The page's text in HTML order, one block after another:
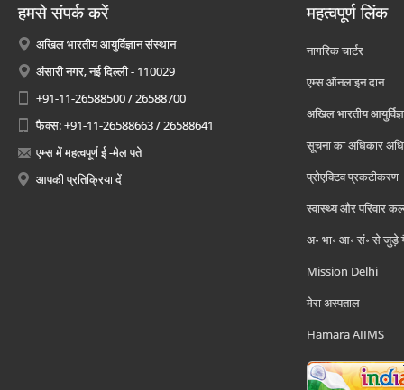
हमसे संपर्क करें
अखिल भारतीय आयुर्विज्ञान संस्थान
अंसारी नगर, नई दिल्ली - 110029
+91-11-26588500 / 26588700
फैक्स: +91-11-26588663 / 26588641
एम्स में महत्वपूर्ण ई -मेल पते
आपकी प्रतिक्रिया दें
महत्वपूर्ण लिंक
नागरिक चार्टर
एम्स ऑनलाइन दान
अखिल भारतीय
सूचना का अधिकार
प्रोएक्टिव प्रकटीकरण
स्वास्थ्य और परिवार
अ॰ भा॰ आ॰ सं॰ से जुड़े
Mission Delhi
मेरा अस्पताल
Hamara AIIMS